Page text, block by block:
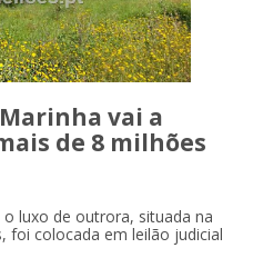
vai a
de 8 milhões
luxo de outrora, situada na
foi colocada em leilão judicial